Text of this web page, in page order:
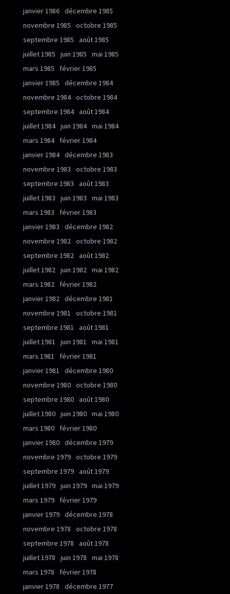
janvier 1986 décembre 1985
novembre 1985
octobre 1985
septembre 1985
août 1985
juillet 1985
juin 1985
mai 1985
mars 1985
février 1985
janvier 1985
décembre 1984
novembre 1984 octobre 1984
septembre 1984 août 1984
juillet 1984 juin 1984 mai 1984
mars 1984
février 1984
janvier 1984 décembre 1983
novembre 1983
octobre 1983
septembre 1983
août 1983
juillet 1983
juin 1983
mai 1983
mars 1983
février 1983
janvier 1983
décembre 1982
novembre 1982 octobre 1982
septembre 1982 août 1982
juillet 1982 juin 1982 mai 1982
mars 1982
février 1982
janvier 1982 décembre 1981
novembre 1981
octobre 1981
septembre 1981
août 1981
juillet 1981
juin 1981
mai 1981
mars 1981
février 1981
janvier 1981
décembre 1980
novembre 1980 octobre 1980
septembre 1980 août 1980
juillet 1980 juin 1980 mai 1980
mars 1980
février 1980
janvier 1980 décembre 1979
novembre 1979 octobre 1979
septembre 1979 août 1979
juillet 1979 juin 1979 mai 1979
mars 1979
février 1979
janvier 1979 décembre 1978
novembre 1978
octobre 1978
septembre 1978
août 1978
juillet 1978
juin 1978
mai 1978
mars 1978
février 1978
janvier 1978
décembre 1977